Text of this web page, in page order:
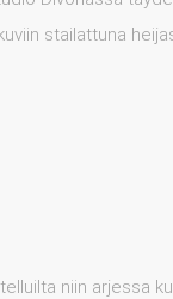
stailattuna
niin arjessa